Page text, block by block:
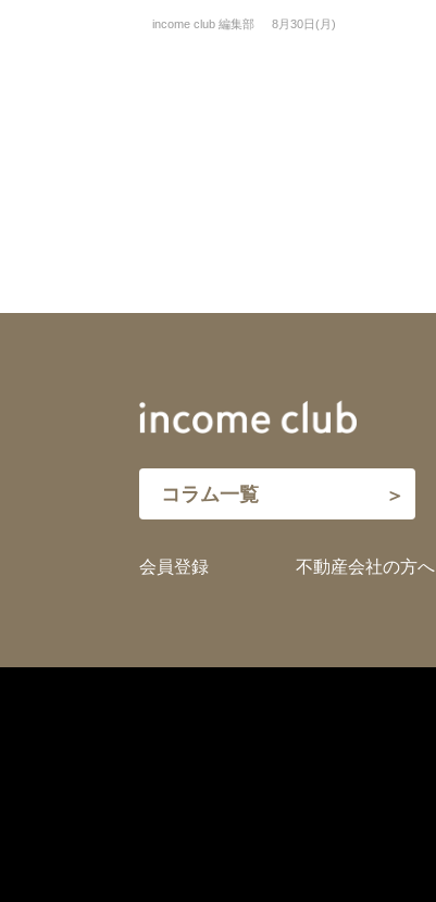
income club 編集部 8月30日(月)
コラム一覧
会員登録 不動産会社の方へ